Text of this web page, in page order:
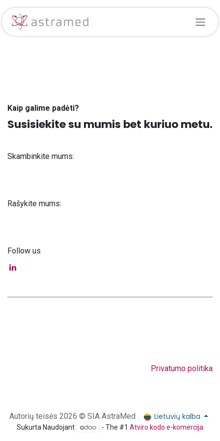
Skip to Content
Kaip galime padėti?
Susisiekite su mumis bet kuriuo metu.
Skambinkite mums:
Rašykite mums:
Follow us
Privatumo politika
Autorių teisės 2026 © SIA AstraMed Lietuvių kalba
Sukurta Naudojant - The #1 Atviro kodo e-komercija